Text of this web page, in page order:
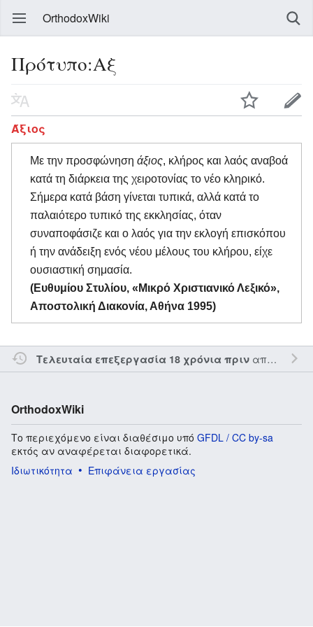
OrthodoxWiki
Πρότυπο:Αξ
Άξιος
Με την προσφώνηση άξιος, κλήρος και λαός αναβοά
κατά τη διάρκεια της χειροτονίας το νέο κληρικό.
Σήμερα κατά βάση γίνεται τυπικά, αλλά κατά το
παλαιότερο τυπικό της εκκλησίας, όταν
συναποφάσιζε και ο λαός για την εκλογή επισκόπου
ή την ανάδειξη ενός νέου μέλους του κλήρου, είχε
ουσιαστική σημασία.
(Ευθυμίου Στυλίου, «Μικρό Χριστιανικό Λεξικό»,
Αποστολική Διακονία, Αθήνα 1995)
Τελευταία επεξεργασία 18 χρόνια πριναπό τον την
OrthodoxWiki
Το περιεχόμενο είναι διαθέσιμο υπό GFDL / CC by-sa
εκτός αν αναφέρεται διαφορετικά.
Ιδιωτικότητα
Επιφάνεια εργασίας